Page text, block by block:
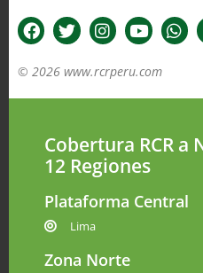
© 2026 www.rcrperu.com
Cobertura RCR a
12 Regiones
Plataforma Central
Lima
Zona Norte